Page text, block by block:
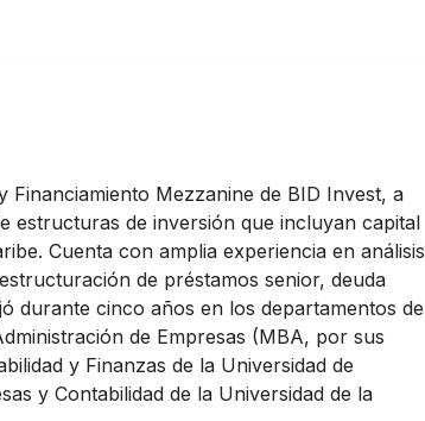
Financiamiento Mezzanine de BID Invest, a
estructuras de inversión que incluyan capital
Cuenta con amplia experiencia en análisis
de préstamos senior, deuda
durante cinco años en los departamentos de
de Empresas (MBA, por sus
y Finanzas de la Universidad de
y Contabilidad de la Universidad de la